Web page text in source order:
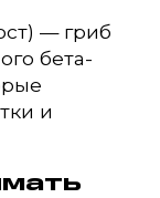
— гриб
бета-
и